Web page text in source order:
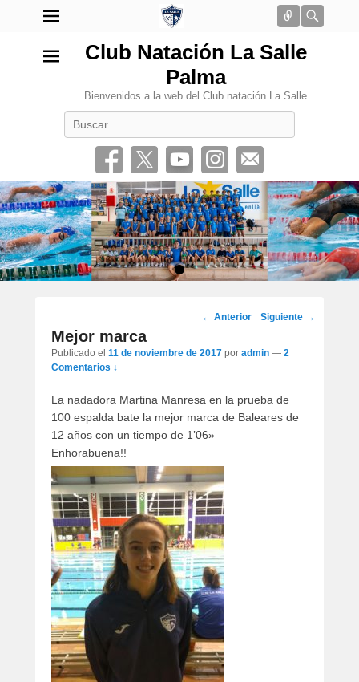
Conectar
Club Natación La Salle
Palma
Bienvenidos a la web del Club natación La Salle
•
Navegación
los
← Anterior Siguiente →
Mejor marca
Publicado el 11 de noviembre de 2017 por admin — 2
Comentarios ↓
La nadadora Martina Manresa en la prueba de
100 espalda bate la mejor marca de Baleares de
12 años con un tiempo de 1’06»
Enhorabuena!!